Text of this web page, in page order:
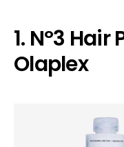
1. Nº3
Olaplex